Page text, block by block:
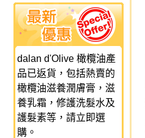
dalan d'Olive 橄欖油產
品已返貨，包括熱賣的
橄欖油滋養潤膚膏，滋
養乳霜，修護洗髮水及
護髮素等，請立即選
購。